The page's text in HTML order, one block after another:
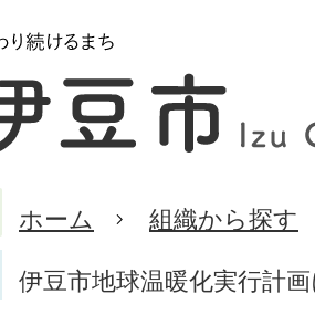
ホーム 組織から探す
伊豆市地球温暖化実行計